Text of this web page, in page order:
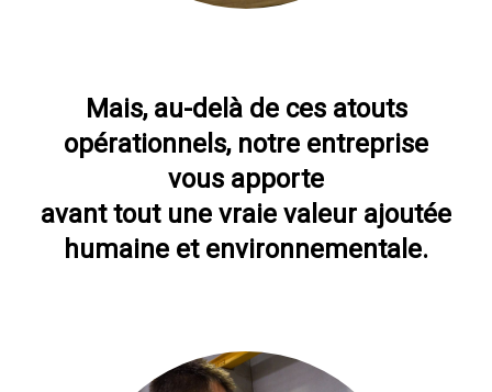
Mais, au-delà de ces atouts
opérationnels, notre entreprise
vous apporte
avant tout une vraie valeur ajoutée
humaine et environnementale.